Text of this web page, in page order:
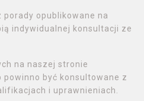
opublikowane na
indywidualnej konsultacji ze
na naszej stronie
być konsultowane z
i uprawnieniach.